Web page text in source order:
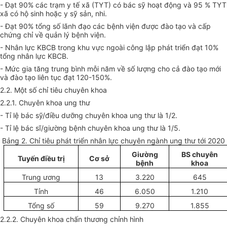
- Đạt 90% các trạm y tế xã (TYT) có bác sỹ hoạt động và 95 % TYT
xã có hộ sinh hoặc y sỹ sản, nhi.
- Đạt 90% tổng số lãnh đạo các bệnh viện được đào tạo và cấp
chứng chỉ về quản lý bệnh viện.
- Nhân lực KBCB trong khu vực ngoài công lập phát triển đạt 10%
tổng nhân lực KBCB.
- Mức gia tăng trung bình mỗi năm về số lượng cho cả đào tạo mới
và đào tạo liên tục đạt 120-150%.
2.2. Một số chỉ tiêu chuyên khoa
2.2.1. Chuyên khoa ung thư
- Tỉ lệ bác sỹ/điều dưỡng chuyên khoa ung thư là 1/2.
- Tỉ lệ bác sĩ/giường bệnh chuyên khoa ung thư là 1/5.
Bảng 2. Chỉ tiêu phát triển nhân lực chuyên ngành ung thư tới 2020
Tuyến điều trị Cơ sở Giường
bệnh
BS chuyên
khoa
Trung ương
13 3.220
645
Tỉnh
46 6.050
1.210
Tổng số
59 9.270
1.855
2.2.2. Chuyên khoa chấn thương chỉnh hình